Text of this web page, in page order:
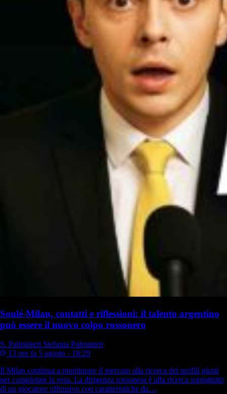
Soulé-Milan, contatti e riflessioni: il talento argentino
può essere il nuovo colpo rossonero
S. Palminteri Stefania Palminteri
13 ore fa 5 agosto - 18:29
Il Milan continua a monitorare il mercato alla ricerca dei profili giusti
per completare la rosa. La dirigenza rossonera è alla ricerca soprattutto
di un giocatore offensivo con caratteristiche da…